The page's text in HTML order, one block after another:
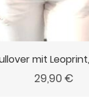
mit
29,90 €